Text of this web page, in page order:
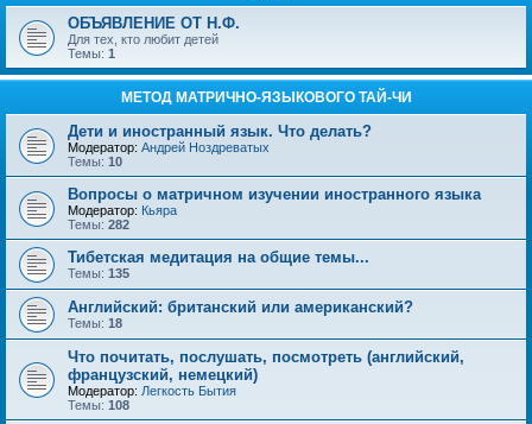
с
ОБЪЯВЛЕНИЕ ОТ Н.Ф.
Для тех, кто любит детей
Темы: 1
МЕТОД МАТРИЧНО-ЯЗЫКОВОГО ТАЙ-ЧИ
Дети и иностранный язык. Что делать?
Модератор: Андрей Ноздреватых
Темы: 10
Вопросы о матричном изучении иностранного языка
Модератор: Кьяра
Темы: 282
Тибетская медитация на общие темы...
Темы: 135
Английский: британский или американский?
Темы: 18
Что почитать, послушать, посмотреть (английский,
французский, немецкий)
Модератор: Легкость Бытия
Темы: 108